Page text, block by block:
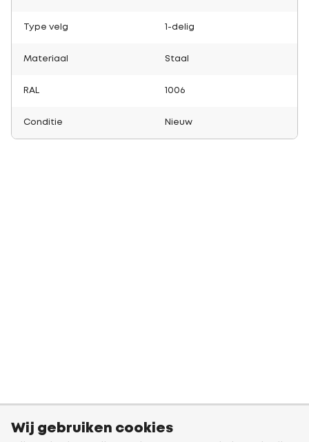
Type velg 1-delig
Materiaal Staal
RAL 1006
Conditie Nieuw
Wij gebruiken cookies